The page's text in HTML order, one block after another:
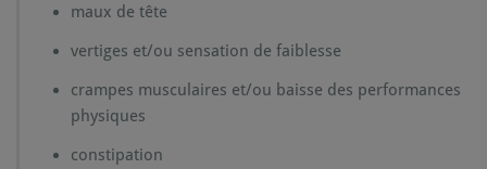
maux de tête
vertiges et/ou sensation de faiblesse
crampes musculaires et/ou baisse des performances
physiques
constipation